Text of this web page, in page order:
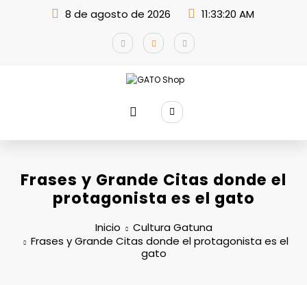
8 de agosto de 2026 11:33:21 AM
Frases y Grande Citas donde el
protagonista es el gato
Inicio
Cultura Gatuna
Frases y Grande Citas donde el protagonista es el
gato